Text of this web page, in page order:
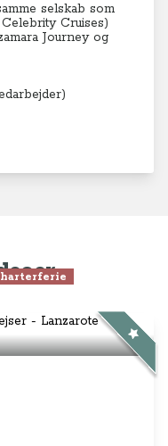
selskab som
Cruises)
Journey og